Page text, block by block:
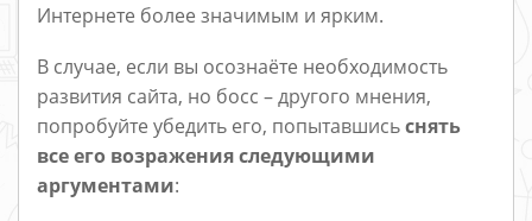
Интернете более значимым и ярким.
В случае, если вы осознаёте необходимость
развития сайта, но босс – другого мнения,
попробуйте убедить его, попытавшисьснять
все его возражения следующими
аргументами: